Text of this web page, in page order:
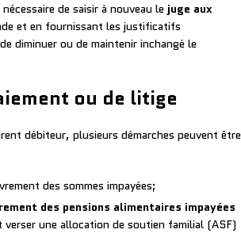
de saisir à nouveau le juge aux
et en fournissant les justificatifs
diminuer ou de maintenir inchangé le
ou de litige
débiteur, plusieurs démarches peuvent être
des sommes impayées;
des pensions alimentaires impayées
une allocation de soutien familial (ASF)